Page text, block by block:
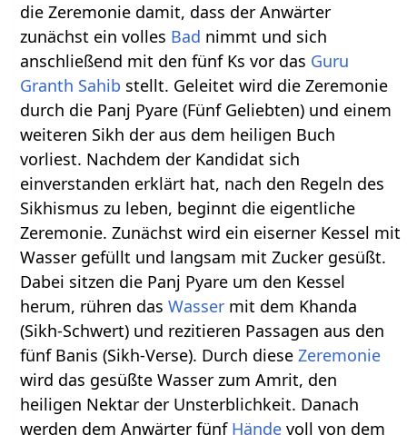
die Zeremonie damit, dass der Anwärter
zunächst ein volles Bad nimmt und sich
anschließend mit den fünf Ks vor das Guru
Granth Sahib stellt. Geleitet wird die Zeremonie
durch die Panj Pyare (Fünf Geliebten) und einem
weiteren Sikh der aus dem heiligen Buch
vorliest. Nachdem der Kandidat sich
einverstanden erklärt hat, nach den Regeln des
Sikhismus zu leben, beginnt die eigentliche
Zeremonie. Zunächst wird ein eiserner Kessel mit
Wasser gefüllt und langsam mit Zucker gesüßt.
Dabei sitzen die Panj Pyare um den Kessel
herum, rühren dasWasser mit dem Khanda
(Sikh-Schwert) und rezitieren Passagen aus den
fünf Banis (Sikh-Verse). Durch dieseZeremonie
wird das gesüßte Wasser zum Amrit, den
heiligen Nektar der Unsterblichkeit. Danach
werden dem Anwärter fünf Hände voll von dem